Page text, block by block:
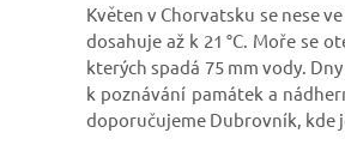
Květen v Chorvatsku se nese
dosahuje až k 21 °C. Moře se
kterých spadá 75 mm vody.
k poznávání památek a
doporučujeme Dubrovník, kde